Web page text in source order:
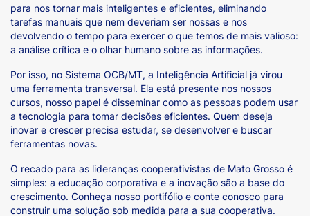
para nos tornar mais inteligentes e eficientes, eliminando
tarefas manuais que nem deveriam ser nossas e nos
devolvendo o tempo para exercer o que temos de mais valioso:
a análise crítica e o olhar humano sobre as informações.
Por isso, no Sistema OCB/MT, a Inteligência Artificial já virou
uma ferramenta transversal. Ela está presente nos nossos
cursos, nosso papel é disseminar como as pessoas podem usar
a tecnologia para tomar decisões eficientes. Quem deseja
inovar e crescer precisa estudar, se desenvolver e buscar
ferramentas novas.
O recado para as lideranças cooperativistas de Mato Grosso é
simples: a educação corporativa e a inovação são a base do
crescimento. Conheça nosso portifólio e conte conosco para
construir uma solução sob medida para a sua cooperativa.